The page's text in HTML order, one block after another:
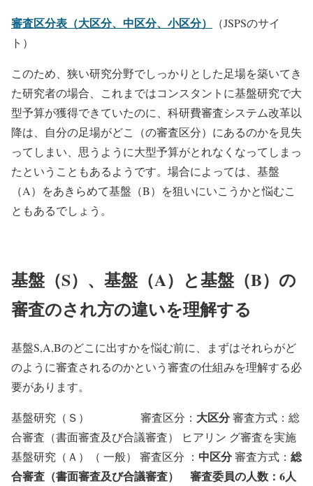
審査区分表（大区分、中区分、小区分）
（JSPSのサイ
ト）
このため、狭い研究分野でしっかりとした足場を築いてき
た研究者の場合、これまではコンスタントに基盤研究で大
型予算が獲得できていたのに、科研費審査システム改革以
降は、自分の足場がどこ（の審査区分）にあるのかを見失
ってしまい、思うように大型予算がとれなくなってしまっ
たということもあるようです。場合によっては、基盤
（A）をあきらめて基盤（B）を狙いにいこうかと悩むこ
ともあるでしょう。
基盤（S）、基盤（A）と基盤（B）の
審査のされ方の違いを理解する
基盤S,A,Bのどこに出すかを悩む前に、まずはそれらがど
のように審査されるのかという審査の仕組みを理解する必
要があります。
基盤研究（Ｓ） 審査区分： 大区分審査方式：総
合審査（書面審査及び合議審査） ヒアリン グ審査を実施
基盤研究（Ａ）（ 一般） 審査区分 ： 中区分審査方式： 総
合審査（書面審査及び合議審査） 審査委員の人数：6人